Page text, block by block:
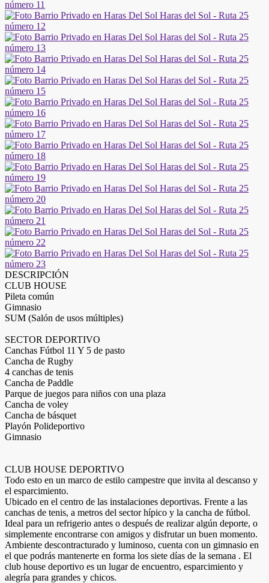
DESCRIPCIÓN
CLUB HOUSE
Pileta común
Gimnasio
SUM (Salón de usos múltiples)
SECTOR DEPORTIVO
Canchas Fútbol 11 Y 5 de pasto
Cancha de Rugby
4 canchas de tenis
Cancha de Paddle
Parque de juegos para niños con una plaza
Cancha de voley
Cancha de básquet
Playón Polideportivo
Gimnasio
CLUB HOUSE DEPORTIVO
Todo esto en un marco de estilo campestre que invita al descanso y
el esparcimiento.
Ubicado en el centro de las instalaciones deportivas. Frente a las
canchas de tenis, a metros del sector hípico y la cancha de fútbol.
Ideal para un refrigerio antes o después de realizar algún deporte, o
simplemente encontrarse con amigos y disfrutar un buen momento.
Ambiente descontracturado y luminoso, cuenta con un gimnasio en
el que podrás mantenerte en forma los siete días de la semana . El
club house deportivo es un lugar de encuentro, esparcimiento y
alegría para grandes y chicos.